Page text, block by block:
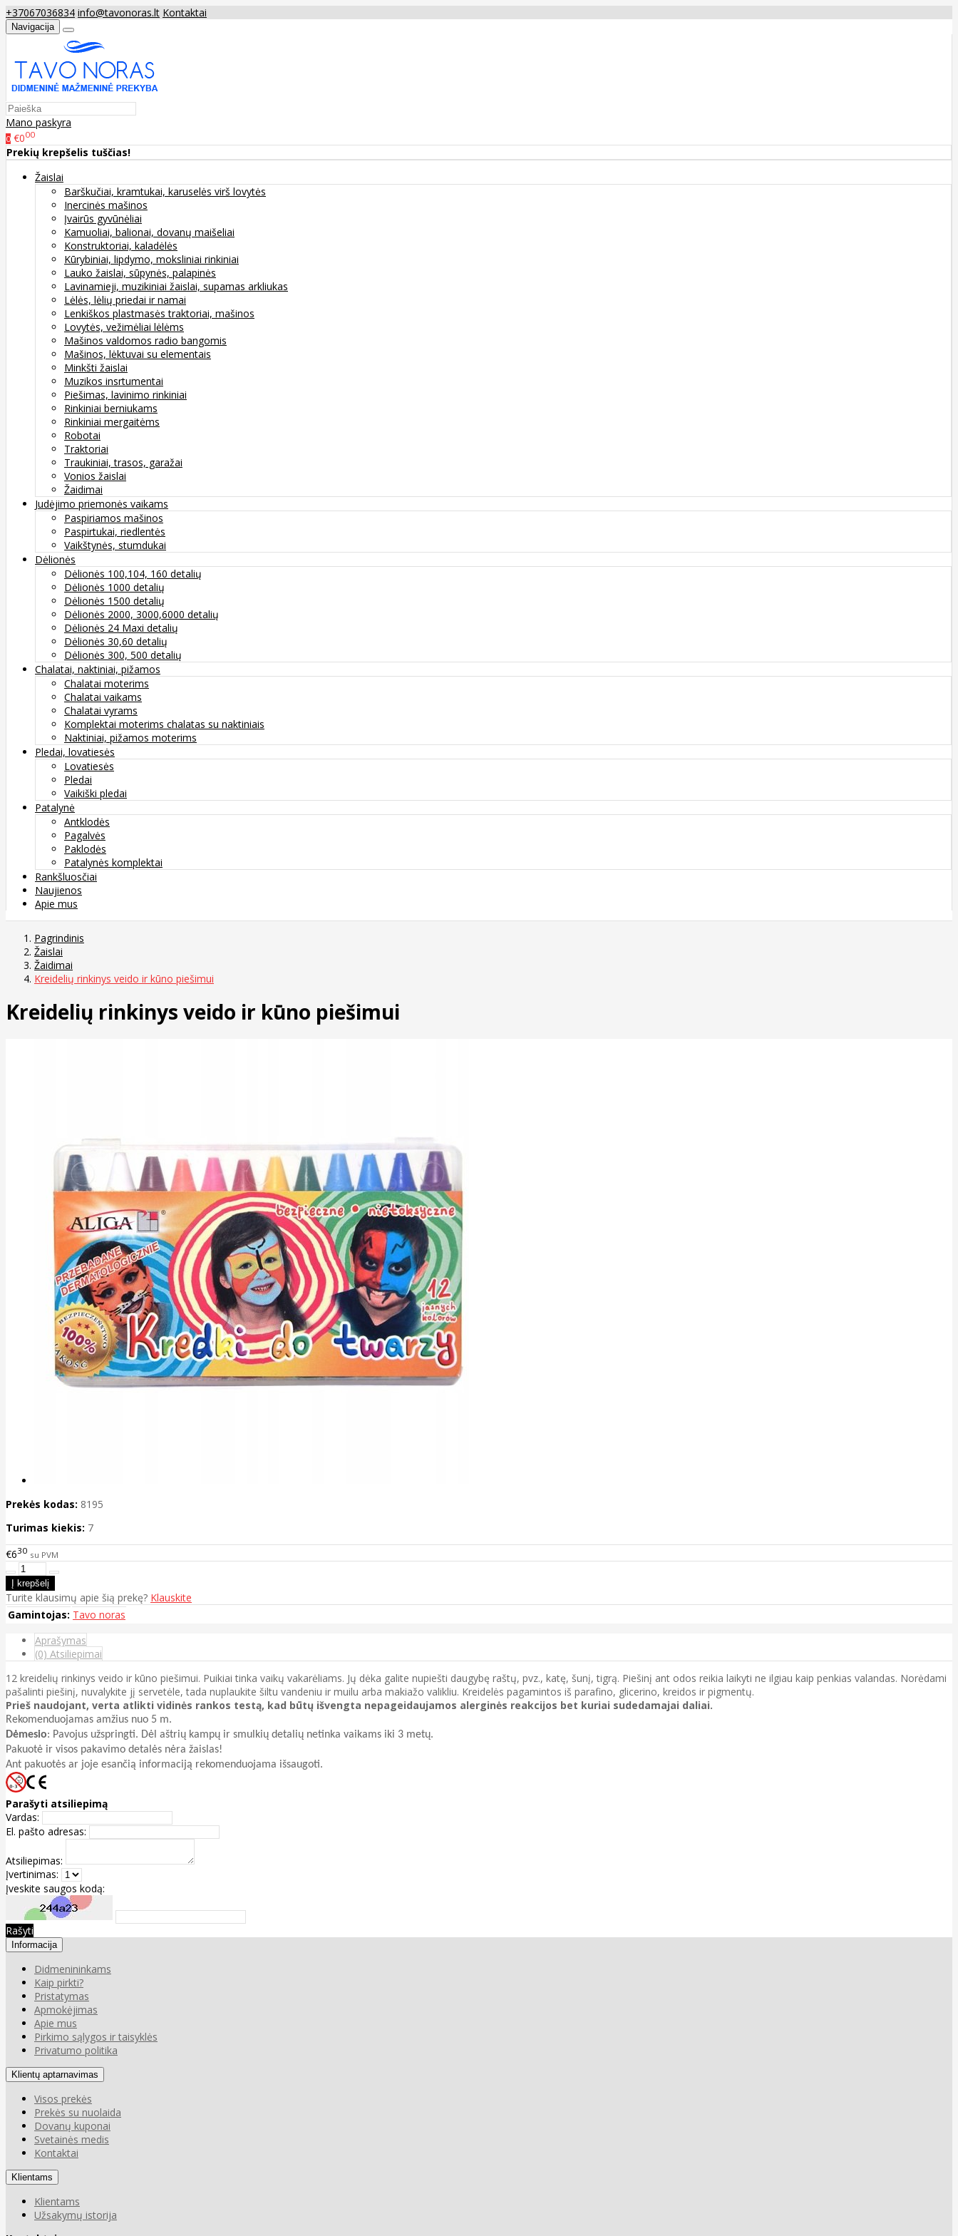
+37067036834 info@tavonoras.lt Kontaktai
Navigacija
Mano paskyra
0 €000
Prekių krepšelis tuščias!
Žaislai
Barškučiai, kramtukai, karuselės virš lovytės
Inercinės mašinos
Įvairūs gyvūnėliai
Kamuoliai, balionai, dovanų maišeliai
Konstruktoriai, kaladėlės
Kūrybiniai, lipdymo, moksliniai rinkiniai
Lauko žaislai, sūpynės, palapinės
Lavinamieji, muzikiniai žaislai, supamas arkliukas
Lėlės, lėlių priedai ir namai
Lenkiškos plastmasės traktoriai, mašinos
Lovytės, vežimėliai lėlėms
Mašinos valdomos radio bangomis
Mašinos, lėktuvai su elementais
Minkšti žaislai
Muzikos insrtumentai
Piešimas, lavinimo rinkiniai
Rinkiniai berniukams
Rinkiniai mergaitėms
Robotai
Traktoriai
Traukiniai, trasos, garažai
Vonios žaislai
Žaidimai
Judėjimo priemonės vaikams
Paspiriamos mašinos
Paspirtukai, riedlentės
Vaikštynės, stumdukai
Dėlionės
Dėlionės 100,104, 160 detalių
Dėlionės 1000 detalių
Dėlionės 1500 detalių
Dėlionės 2000, 3000,6000 detalių
Dėlionės 24 Maxi detalių
Dėlionės 30,60 detalių
Dėlionės 300, 500 detalių
Chalatai, naktiniai, pižamos
Chalatai moterims
Chalatai vaikams
Chalatai vyrams
Komplektai moterims chalatas su naktiniais
Naktiniai, pižamos moterims
Pledai, lovatiesės
Lovatiesės
Pledai
Vaikiški pledai
Patalynė
Antklodės
Pagalvės
Paklodės
Patalynės komplektai
Rankšluosčiai
Naujienos
Apie mus
Pagrindinis
Žaislai
Žaidimai
Kreidelių rinkinys veido ir kūno piešimui
Kreidelių rinkinys veido ir kūno piešimui
Prekės kodas: 8195
Turimas kiekis: 7
€630 su PVM
Turite klausimų apie šią prekę? Klauskite
Gamintojas: Tavo noras
Aprašymas
(0) Atsiliepimai
12 kreidelių rinkinys veido ir kūno piešimui. Puikiai tinka vaikų vakarėliams. Jų dėka galite nupiešti daugybę raštų, pvz., katę, šunį, tigrą. Piešinį ant odos reikia laikyti ne ilgiau kaip penkias valandas. Norėdami
pašalinti piešinį, nuvalykite jį servetėle, tada nuplaukite šiltu vandeniu ir muilu arba makiažo valikliu. Kreidelės pagamintos iš parafino, glicerino, kreidos ir pigmentų.
Prieš naudojant, verta atlikti vidinės rankos testą, kad būtų išvengta nepageidaujamos alerginės reakcijos bet kuriai sudedamajai daliai.
Rekomenduojamas amžius nuo 5 m.
Dėmesio: Pavojus užspringti. Dėl aštrių kampų ir smulkių detalių netinka vaikams iki 3 metų.
Pakuotė ir visos pakavimo detalės nėra žaislas!
Ant pakuotės ar joje esančią informaciją rekomenduojama išsaugoti.
Parašyti atsiliepimą
Vardas:
El. pašto adresas:
Atsiliepimas:
Įvertinimas:
Įveskite saugos kodą:
Rašyti
Informacija
Didmenininkams
Kaip pirkti?
Pristatymas
Apmokėjimas
Apie mus
Pirkimo sąlygos ir taisyklės
Privatumo politika
Klientų aptarnavimas
Visos prekės
Prekės su nuolaida
Dovanų kuponai
Svetainės medis
Kontaktai
Klientams
Klientams
Užsakymų istorija